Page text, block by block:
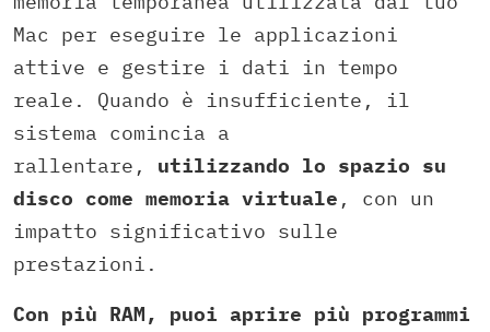
Mac per eseguire le applicazioni
attive e gestire i dati in tempo
reale. Quando è insufficiente, il
sistema comincia a
rallentare, utilizzando lo spazio su
disco come memoria virtuale , con un
impatto significativo sulle
prestazioni.
Con più RAM, puoi aprire più programmi